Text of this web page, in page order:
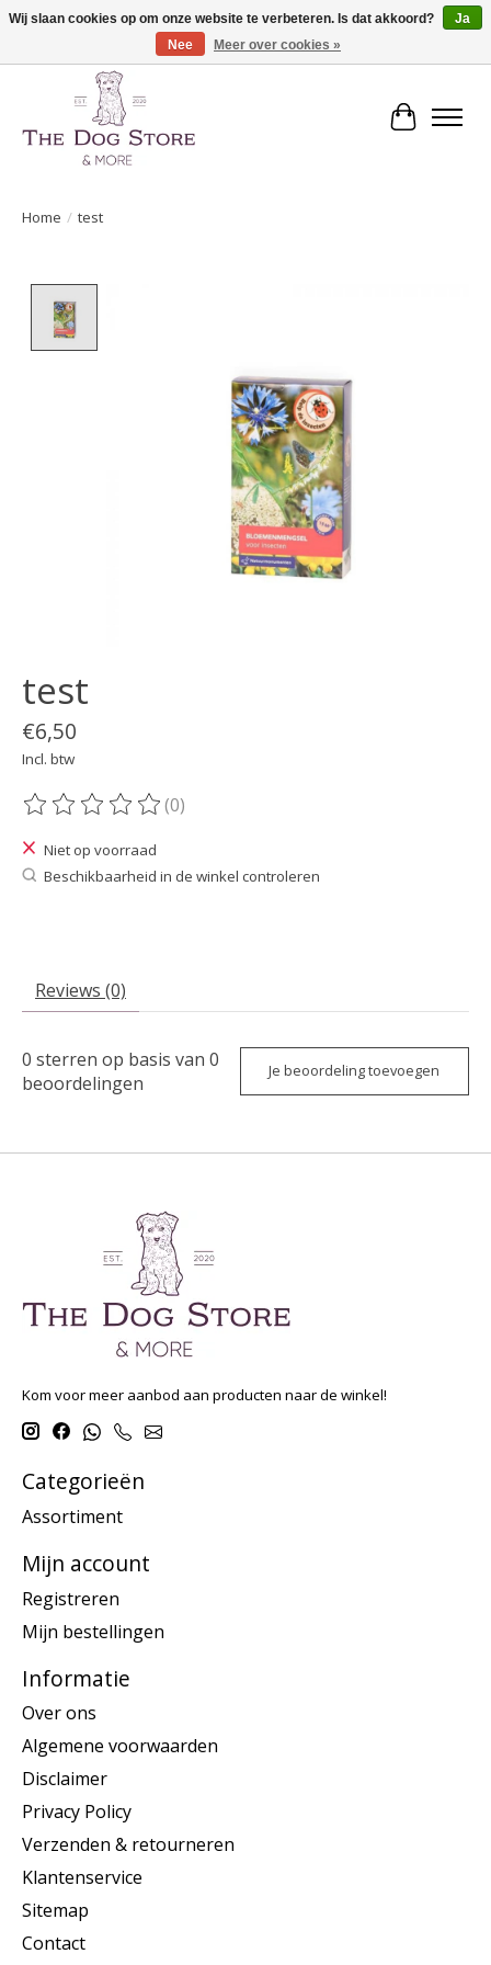
De speciaalzaak in hondenartikelen en meer!
Home / test
test
€6,50
Incl. btw
De beoordeling van dit product is
(0)
Niet op voorraad
Beschikbaarheid in de winkel controleren
Reviews (0)
0 sterren op basis van 0
beoordelingen
Je beoordeling toevoegen
Kom voor meer aanbod aan producten naar de winkel!
Categorieën
Assortiment
Mijn account
Registreren
Mijn bestellingen
Informatie
Over ons
Algemene voorwaarden
Disclaimer
Privacy Policy
Verzenden & retourneren
Klantenservice
Sitemap
Contact
Wij slaan cookies op om onze website te verbeteren. Is dat akkoord?
Ja
Nee
Meer over cookies »